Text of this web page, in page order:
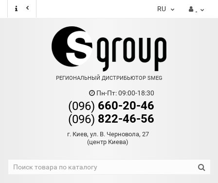
RU
РЕГИОНАЛЬНЫЙ ДИСТРИБЬЮТОР SMEG
Пн-Пт: 09:00-18:30
(096) 660-20-46
(096) 822-46-56
г. Киев, ул. В. Черновола, 27
(центр Киева)